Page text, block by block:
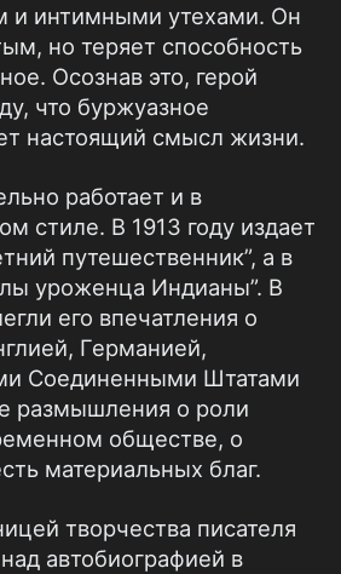
и интимными утехами. Он
но теряет способность
Осознав это, герой
что буржуазное
настоящий смысл жизни.
работает и в
стиле. В 1913 году издает
путешественник”, а в
уроженца Индианы”. В
его впечатления о
Германией,
Соединенными Штатами
размышления о роли
обществе, о
материальных благ.
творчества писателя
автобиографией в